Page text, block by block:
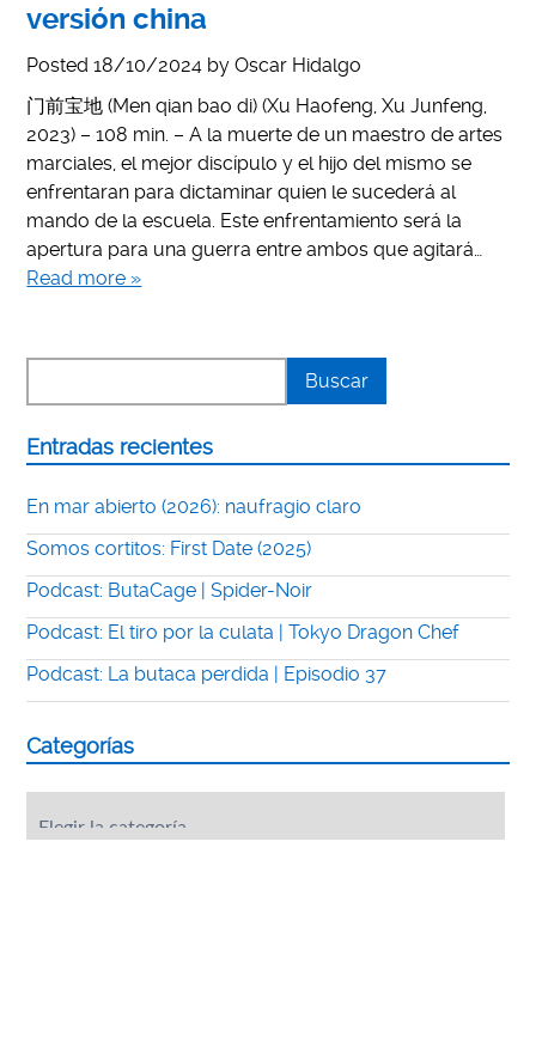
versión china
Posted18/10/2024 byOscar Hidalgo
门前宝地 (Men qian bao di) (Xu Haofeng, Xu Junfeng,
2023) – 108 min. – A la muerte de un maestro de artes
marciales, el mejor discípulo y el hijo del mismo se
enfrentaran para dictaminar quien le sucederá al
mando de la escuela. Este enfrentamiento será la
apertura para una guerra entre ambos que agitará…
Read more »
Entradas recientes
En mar abierto (2026): naufragio claro
Somos cortitos: First Date (2025)
Podcast: ButaCage | Spider-Noir
Podcast: El tiro por la culata | Tokyo Dragon Chef
Podcast: La butaca perdida | Episodio 37
Categorías